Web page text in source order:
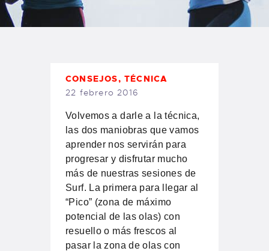
TIENDA FAMILY SURFERS
WEBCAM SALINAS
CONSEJOS,TÉCNICA
22 febrero 2016
Volvemos a darle a la técnica,
las dos maniobras que vamos
aprender nos servirán para
progresar y disfrutar mucho
más de nuestras sesiones de
Surf. La primera para llegar al
“Pico” (zona de máximo
potencial de las olas) con
resuello o más frescos al
pasar la zona de olas con